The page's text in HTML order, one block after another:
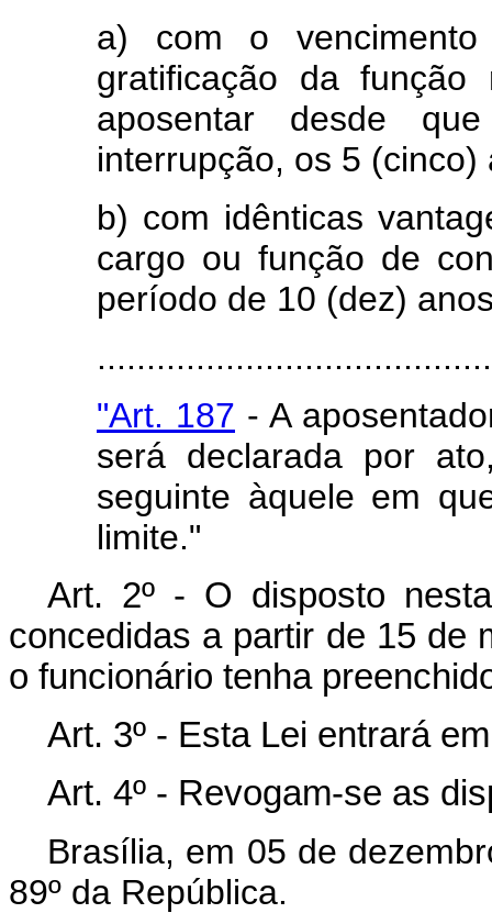
a) com o
gratificação da
aposentar desde
interrupção, os 5
b) com idênticas
cargo ou função de
período de 10 (dez)
"Art. 187 - A
será declarada por
seguinte àquele em
limite."
Art. 2º - O disposto
concedidas a partir de 15 de
o funcionário tenha
Art. 3º - Esta Lei entrará
Art. 4º - Revogam-se as
Brasília, em 05 de
89º da República.